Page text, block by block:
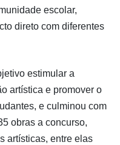
escolar,
direto com diferentes
estimular a
artística e promover o
e culminou com
obras a concurso,
artísticas, entre elas